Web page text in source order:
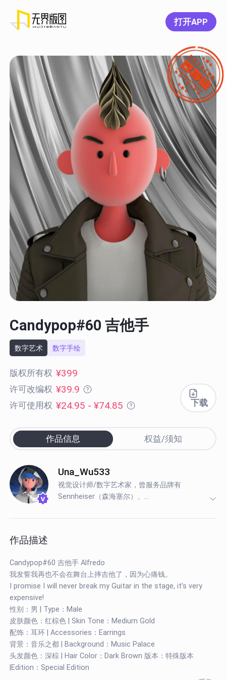
打开APP
Candypop#60 吉他手
数字艺术 数字手绘
版权所有权 ¥399
许可改编权 ¥39.9
许可使用权 ¥24.95 - ¥74.85 下载
作品信息 权益/须知
Una_Wu533
视觉设计师/数字艺术家，曾服务品牌有
Sennheiser（森海塞尔）、...
作品描述
Candypop#60 吉他手 Alfredo
我发誓我再也不会在舞台上摔吉他了，因为心痛钱。
I promise I will never break my Guitar in the stage, it’s very
expensive!
性别：男 | Type：Male
皮肤颜色：红棕色 | Skin Tone：Medium Gold
配饰：耳环 | Accessories：Earrings
背景：音乐之都 | Background：Music Palace
头发颜色：深棕 | Hair Color：Dark Brown 版本：特殊版本
|Edition：Special Edition